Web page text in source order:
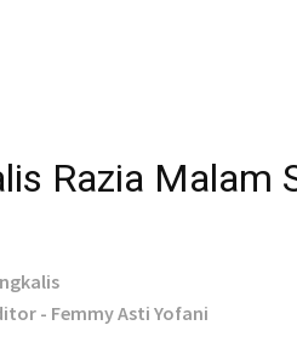
Razia Malam
- Femmy Asti Yofani